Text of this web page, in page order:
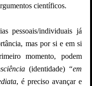
científicos.
pessoais/individuais já
mas por si e em si
momento, podem
(identidade) “em
, é preciso avançar e